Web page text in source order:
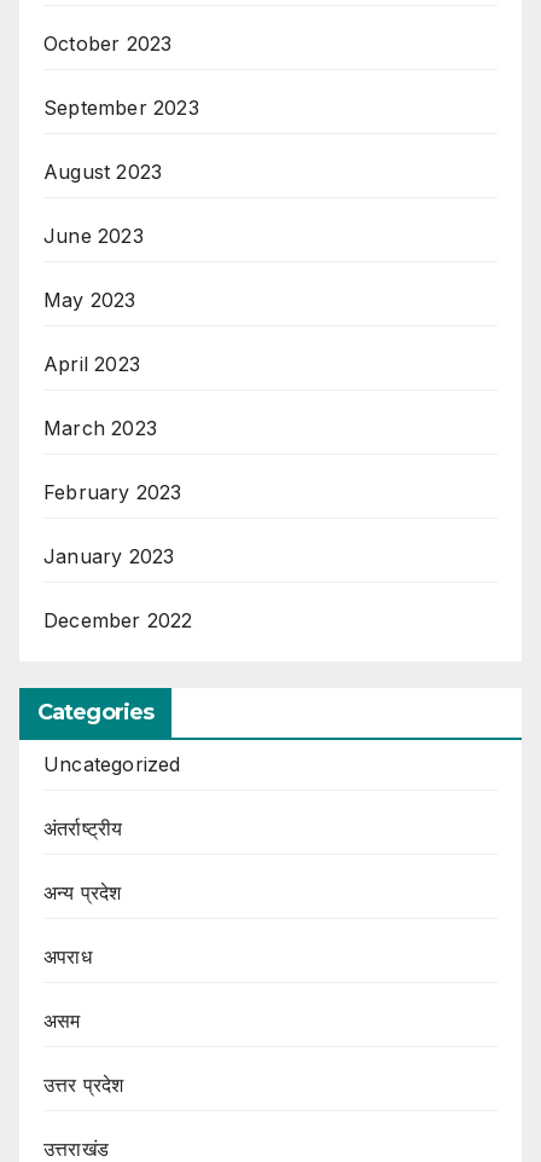
October 2023
September 2023
August 2023
June 2023
May 2023
April 2023
March 2023
February 2023
January 2023
December 2022
Categories
Uncategorized
अंतर्राष्ट्रीय
अन्य प्रदेश
अपराध
असम
उत्तर प्रदेश
उत्तराखंड